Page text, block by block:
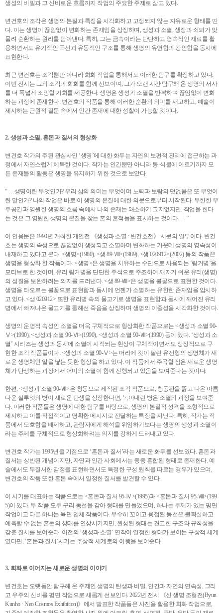
생성의 비밀과 그 신비로운 흐름까지 작업의 주요한 주제로 삼고 있다.
변건호의 조각은 생명의 본질과 특징을 시각화하고 고정되지 않는 자유로운 형태를 띤
다. 이는 생명이 끊임없이 변화하는 존재임을 상징하며, 생성과 소멸, 생장과 쇠퇴가 맞
물려 순환하는 원리를 담아낸다. 특히, 그는 금속이라는 단단하고 영속적인 재료를 활
용하면서도 유기적인 곡선과 유동적인 구조를 통해 생명의 유연함과 강인함을 동시에
표현한다.
최근 변건호는 조각뿐만 아니라 회화 작업을 통해서도 이러한 탐구를 확장하고 있다.
이번 전시는 그의 조각과 회화를 함께 선보이며, 그가 오랜 시간 탐구해 온 생명의 서사
를 더 폭넓게 조망할 기회를 제공한다. 생명은 생성과 소멸을 반복하며 끊임없이 변화
하는 과정에 존재한다. 변건호의 작품을 통해 이러한 순환의 의미를 재고하고, 예술이
제시하는 근원적 질문 속에서 인간 존재에 대한 성찰이 가능할 것이다.
2. 생성과 소멸, 혼돈과 질서의 형상화
변건호 작가의 주된 관심사인 ‘생명’에 대한 화두는 자연의 보편적 진리에 접근하는 과
정에서 자연스럽게 체득한 것이다. 작가는 인간뿐만 아니라 동·식물에 이르기까지 모
든 존재들의 활동은 생명을 유지하기 위한 것으로 보았다.
“ …생명이란 무엇인가? 우리 삶의 의미는 무엇이며 노력과 보람의 덧없음은 또 무엇이
란 말인가? 나의 작업은 바로 이 생명의 본질에 대한 의문으로부터 시작된다. 무한한 우
주공간과 영원한 생명의 흐름 속에서 나의 존재는 왜소하기 그지없지만, 작업을 한다
는 것은 그 영원한 생명의 본질을 찾는 혼의 흔적들을 표시하는 것이다.… ”
이 인용문은 1990년 개최한 개인전 《생성과 소멸 : 변건호전》 서문의 일부이다. 변건
호는 생명의 속성으로 끊임없이 생성되고 소멸하며 변화하는 가운데 생명의 영속성이
내재하고 있다고 본다. <생명>(1980), <생 89-Ⅷ>(1989), <생 020912>(2002) 등의 작품은
생명을 형상화 한 작품이다. <생명>은 생명을 치유하는 수단으로 사용되는 ‘링거병’을
모티브로 한 것이며, 유리 링거병을 단단한 주석으로 주조하여 깨지기 쉬운 유리(생명)
의 성질을 보완하려는 의지를 드러낸다. <생 89-Ⅷ>은 생명을 불꽃으로 표현한 것이다.
생명을 타오르는 불꽃으로 표현함과 동시에 언젠가 소멸하는 유한한 존재임을 암시하
고 있다. <생 020912> 또한 유리병 속의 물고기로 생명을 표현함과 동시에 깨어진 유리
병에서 빠져나온 물고기를 통해선 죽음을 상징하며 생명의 이중성을 시각화한 것이다.
생명의 운명적 속성인 소멸을 더욱 구체적으로 형상화한 작품으로는 <생성과 소멸 90-
Ⅴ>(1990), <생성과 소멸 90-Ⅵ>(1990), <생성과 소멸 90-Ⅶ>(1990) 등이 있다. ‘생성과 소
멸’ 시리즈는 생성과 동시에 소멸이 시작되는 현상이 구체적이면서도 상징적으로 구
현한 조각 작품들이다. <생성과 소멸 90-Ⅴ>는 머리에 깃이 달린 유선형의 생명체가 새
로운 생명체인 알을 낳는 듯한 형상을 하고 있다. 이 작품에서 주목할 점은 새로운 생명
체가 탄생하는 과정에서 어미의 소멸이 함께 진행되고 있음을 보여준다는 것이다.
한편, <생성과 소멸 90-Ⅶ>은 청동으로 제작된 조각 작품으로, 청동판을 뚫고 나온 아름
다운 실루엣의 병이 새로운 탄생을 상징한다면, 녹아내린 병은 소멸의 과정을 보여준
다. 이러한 작품들은 생명에 대한 탐구를 바탕으로, 생명의 본질적 성격을 조형적으로
제시하고 이를 직접적이고 명확한 메시지로 전달하는 특징을 지닌다. 특히, 작가는 작
품에서 모호함을 배제하고, 관람자에게 해석을 위임하기보다는 생명의 생성과 소멸이
라는 주제를 구체적으로 형상화하려는 의지를 강하게 드러내고 있다.
변건호 작가는 1995년을 기점으로 ‘혼돈과 질서’라는 새로운 화두를 선보였다. 혼돈과
질서는 상반된 개념이지만, 자연과 인간 사회에서는 종종 혼합된 형태로 존재한다. 예
술에서도 무질서한 감정을 표현하면서도 특정한 구성 원칙을 따르는 경우가 있으며,
변건호의 작품 또한 혼돈 속에서 일정한 질서를 발견할 수 있다.
이 시기를 대표하는 작품으로는 <혼돈과 질서 95-Ⅳ>(1995)과 <혼돈과 질서 95-Ⅷ>(199
5)이 있다. 두 작품 모두 구리 동선을 감아 형태를 만들었으며, 하나는 두께가 있는 평면
작업이고 다른 하나는 육면 입체 작품이다. 무수히 꼬이고 용접된 동선은 불확실하고
예측할 수 없는 혼돈의 상태를 연상시키지만, 완성된 형태는 견고한 구조와 규칙성을
갖춘 질서를 보여준다. 이전의 ‘생성과 소멸’ 연작이 일정한 형태가 보이는 구상적 세계
였다면, ‘혼돈과 질서’시기는 추상적 세계로의 이행을 보여준다.
3. 회화로 이어지는 새로운 생명의 이야기
변건호는 오랫동안 탐구해 온 주제인 생명의 탄생과 비밀, 인간과 자연의 연속성, 그리
고 우주의 신비를 평면 작업으로 새롭게 선보인다. 2022년 전시 《신 생명 조형전(Byun
Kunho · Neo Cosmos Exhibition)》에서 발표한 작품들은 사진을 활용한 회화 작업으로,